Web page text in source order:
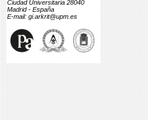
Ciudad Universitaria 28040
Madrid - España
E-mail: gi.arkrit@upm.es